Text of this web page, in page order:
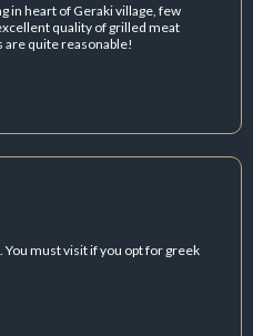
in heart of Geraki village, few
quality of grilled meat
are quite reasonable!
must visit if you opt for greek